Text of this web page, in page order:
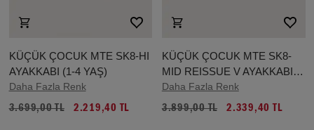
KÜÇÜK ÇOCUK MTE SK8-HI
AYAKKABI (1-4 YAŞ)
Daha Fazla Renk
3.699,00 TL 2.219,40 TL
KÜÇÜK ÇOCUK MTE SK8-
MID REISSUE V AYAKKABI
(1-4 YAŞ)
Daha Fazla Renk
3.899,00 TL 2.339,40 TL